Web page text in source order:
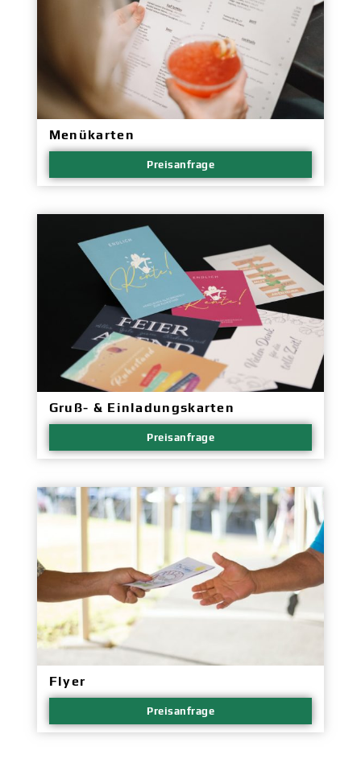
Menükarten
Preisanfrage
Gruß- & Einladungskarten
Preisanfrage
Flyer
Preisanfrage